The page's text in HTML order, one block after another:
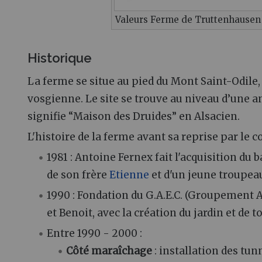
Valeurs Ferme de Truttenhausen
Historique
La ferme se situe au pied du Mont Saint-
vosgienne. Le site se trouve au niveau d’une
signifie “Maison des Druides” en Alsacien.
L'histoire de la ferme avant sa reprise par le
1981 : Antoine Fernex fait l'acquisition du
de son frèreEtienne et d'un jeune
1990 : Fondation du G.A.E.C.
et Benoit, avec la création du jardin et de
Entre 1990 - 2000 :
Côté maraîchage : installation des